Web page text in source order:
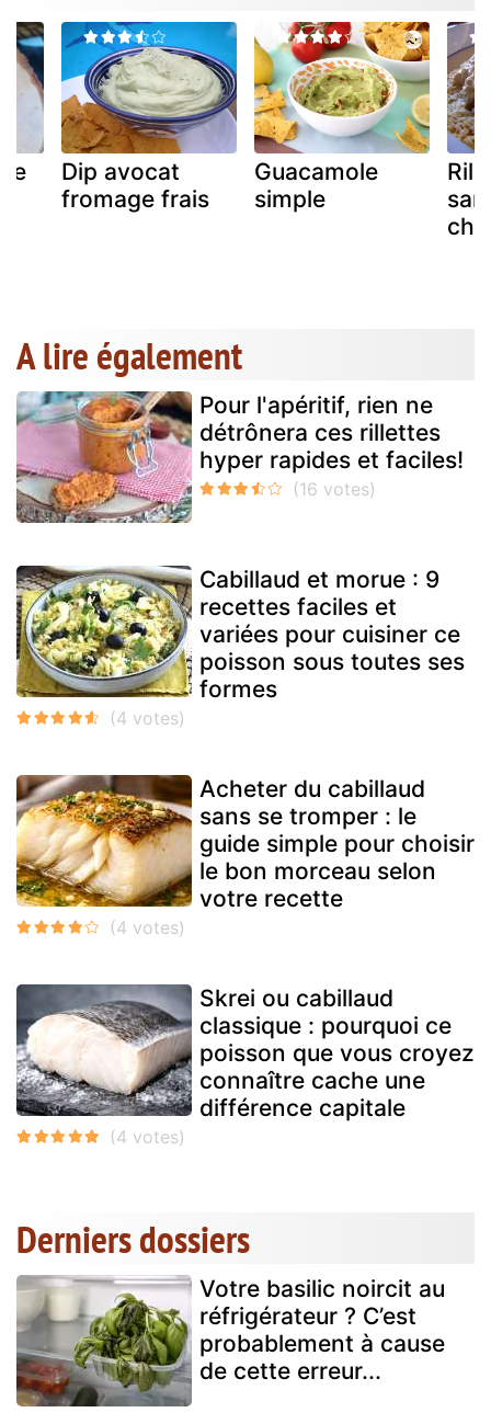
Dip avocat
fromage frais
Guacamole
simple
A lire également
Pour l'apéritif, rien ne
détrônera ces rillettes
hyper rapides et faciles!
Cabillaud et morue : 9
recettes faciles et
variées pour cuisiner ce
poisson sous toutes ses
formes
Acheter du cabillaud
sans se tromper : le
guide simple pour choisir
le bon morceau selon
votre recette
Skrei ou cabillaud
classique : pourquoi ce
poisson que vous croyez
connaître cache une
différence capitale
Derniers dossiers
Votre basilic noircit au
réfrigérateur ? C’est
probablement à cause
de cette erreur...